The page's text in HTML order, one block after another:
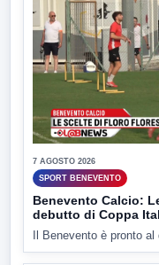
7 AGOSTO 2026
SPORT BENEVENTO
Benevento Calcio:
debutto di Coppa
Il Benevento è pronto